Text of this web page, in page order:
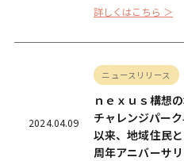
詳しくはこちら ＞
2024.04.09
ニュースリリース
ｎｅｘｕｓ構想
チャレンジパー
以来、地域住民
周年アニバーサ